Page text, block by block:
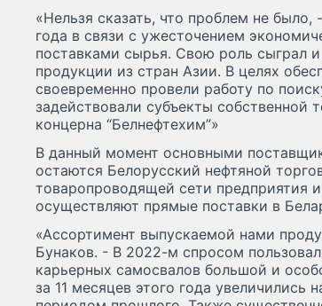
«Нельзя сказать, что проблем не
года в связи с ужесточением
поставками сырья. Свою роль сыграл
продукции из стран Азии. В целях
своевременно провели работу по
задействовали субъекты
концерна “Белнефтехим”»
В данный момент основными
остаются Белорусский нефтяной
товаропроводящей сети предприятия
осуществляют прямые поставки в
«Ассортимент выпускаемой нами
Бунаков. - В 2022-м спросом
карьерных самосвалов большой и
за 11 месяцев этого года увеличились